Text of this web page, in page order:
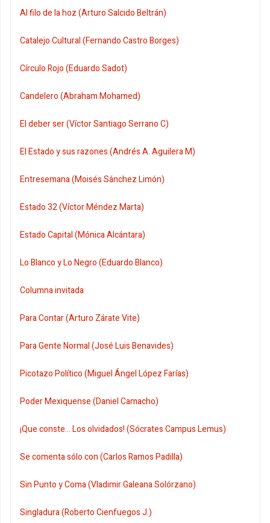
Al filo de la hoz (Arturo Salcido Beltrán)
Catalejo Cultural (Fernando Castro Borges)
Círculo Rojo (Eduardo Sadot)
Candelero (Abraham Mohamed)
El deber ser (Víctor Santiago Serrano C)
El Estado y sus razones (Andrés A. Aguilera M)
Entresemana (Moisés Sánchez Limón)
Estado 32 (Víctor Méndez Marta)
Estado Capital (Mónica Alcántara)
Lo Blanco y Lo Negro (Eduardo Blanco)
Columna invitada
Para Contar (Arturo Zárate Vite)
Para Gente Normal (José Luis Benavides)
Picotazo Político (Miguel Ángel López Farías)
Poder Mexiquense (Daniel Camacho)
¡Que conste... Los olvidados! (Sócrates Campus Lemus)
Se comenta sólo con (Carlos Ramos Padilla)
Sin Punto y Coma (Vladimir Galeana Solórzano)
Singladura (Roberto Cienfuegos J.)